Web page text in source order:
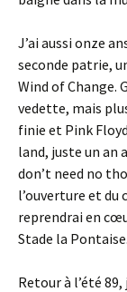
J’ai aussi onze
seconde patrie,
Wind of Change.
vedette, mais
finie et Pink
land, juste un an
don’t need no
l’ouverture et du
reprendrai en
Stade la Pontaise.
Retour à l’été